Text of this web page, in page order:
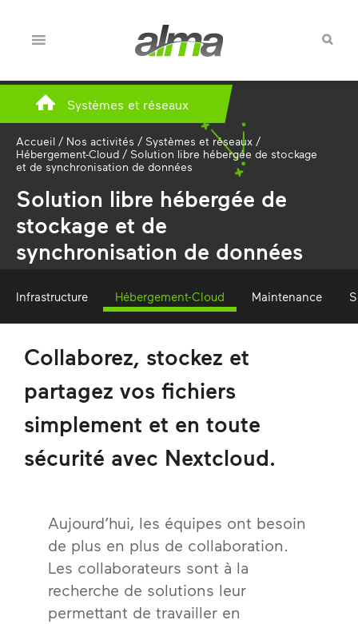
Systèmes et réseaux
Accueil / Nos activités / Systèmes et réseaux /
Hébergement-Cloud / Solution libre hébergée de stockage
et de synchronisation de données
Solution libre hébergée de
stockage et de
synchronisation de données
Infrastructure Hébergement-Cloud Maintenance
Collaborez, stockez et
partagez vos fichiers
simplement et en toute
sécurité avec Nextcloud.
Aujourd’hui, les équipes ont besoin
de plus en plus de collaboration.
Les collaborateurs sont à la
recherche de solutions leur
permettant de travailler en